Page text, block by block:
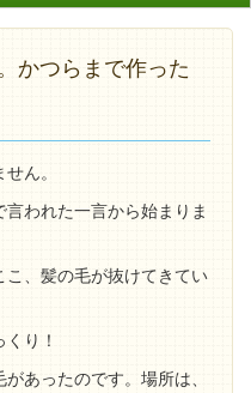
かつらまで作った
ん。
われた一言から始まりま
こ、髪の毛が抜けてきてい
り！
あったのです。場所は、